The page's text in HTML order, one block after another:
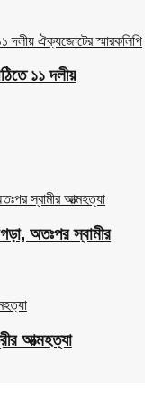
১১ দলীয়
অতঃপর স্বামীর
আত্মহত্যা